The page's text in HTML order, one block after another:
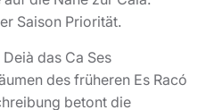
Restaurants das
Lunch. Das funktioniert
rustikaler
starke Nachfrage.
isst, findet im Guide zu